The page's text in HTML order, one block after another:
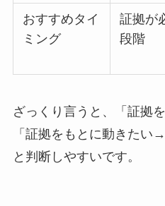
おすすめタイ
ミング
証拠が
段階
ざっくり言うと、「証拠
「証拠をもとに動きたい
と判断しやすいです。